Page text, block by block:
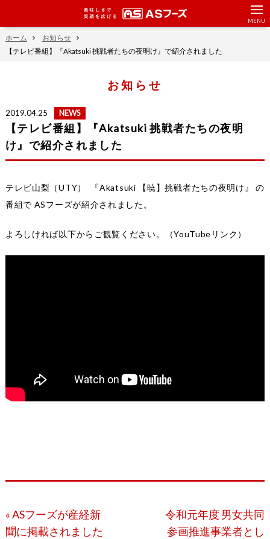
美味しさで笑顔を広
ホーム
お知らせ
【テレビ番組】『Akatsuki 挑戦者たちの夜明け』で紹介されました
お知らせ
2019.04.25 NEWS
【テレビ番組】『Akatsuki 挑戦者たちの夜明
け』で紹介されました
テレビ山梨（UTY） 『Akatsuki 【暁】挑戦者たちの夜明け』 の
番組で ASフーズが紹介されました。
よろしければ以下からご観覧ください。（YouTubeリンク）
« ASフーズが産経新
聞に掲載されました
令和元年度 男女共同
参画推進事業者とし